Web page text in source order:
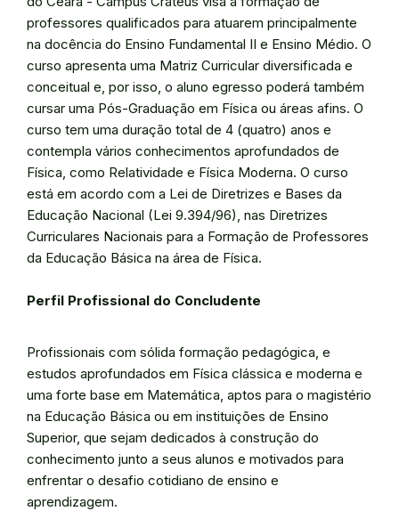
professores qualificados para atuarem principalmente
na docência do Ensino Fundamental II e Ensino Médio. O
curso apresenta uma Matriz Curricular diversificada e
conceitual e, por isso, o aluno egresso poderá também
cursar uma Pós-Graduação em Física ou áreas afins. O
curso tem uma duração total de 4 (quatro) anos e
contempla vários conhecimentos aprofundados de
Física, como Relatividade e Física Moderna. O curso
está em acordo com a Lei de Diretrizes e Bases da
Educação Nacional (Lei 9.394/96), nas Diretrizes
Curriculares Nacionais para a Formação de Professores
da Educação Básica na área de Física.
Perfil Profissional do Concludente
Profissionais com sólida formação pedagógica, e
estudos aprofundados em Física clássica e moderna e
uma forte base em Matemática, aptos para o magistério
na Educação Básica ou em instituições de Ensino
Superior, que sejam dedicados à construção do
conhecimento junto a seus alunos e motivados para
enfrentar o desafio cotidiano de ensino e
aprendizagem.